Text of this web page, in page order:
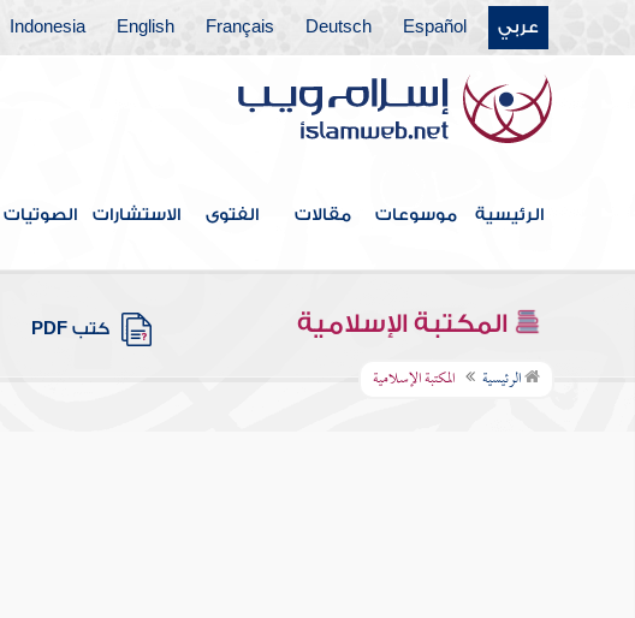
عربي Español
Deutsch
Français
English
Indonesia
الرئيسية موسوعات مقالات الفتوى الاستشارات الصوتيات
المكتبة الإسلامية كتب PDF
الرئيسية المكتبة الإسلامية